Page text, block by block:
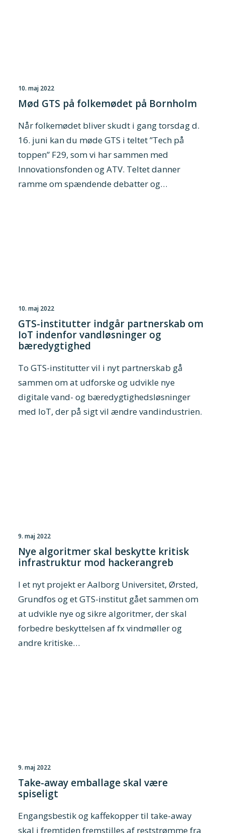
10. maj 2022
Mød GTS på folkemødet på Bornholm
Når folkemødet bliver skudt i gang torsdag d.
16. juni kan du møde GTS i teltet ”Tech på
toppen” F29, som vi har sammen med
Innovationsfonden og ATV. Teltet danner
ramme om spændende debatter og…
10. maj 2022
GTS-institutter indgår partnerskab om
IoT indenfor vandløsninger og
bæredygtighed
To GTS-institutter vil i nyt partnerskab gå
sammen om at udforske og udvikle nye
digitale vand- og bæredygtighedsløsninger
med IoT, der på sigt vil ændre vandindustrien.
9. maj 2022
Nye algoritmer skal beskytte kritisk
infrastruktur mod hackerangreb
I et nyt projekt er Aalborg Universitet, Ørsted,
Grundfos og et GTS-institut gået sammen om
at udvikle nye og sikre algoritmer, der skal
forbedre beskyttelsen af fx vindmøller og
andre kritiske…
9. maj 2022
Take-away emballage skal være
spiseligt
Engangsbestik og kaffekopper til take-away
skal i fremtiden fremstilles af reststrømme fra